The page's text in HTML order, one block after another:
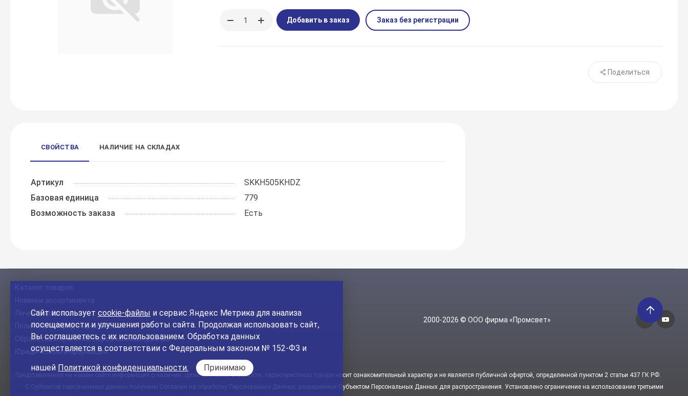
Добавить в заказ Заказ без регистрации
Поделиться
СВОЙСТВА НАЛИЧИЕ НА СКЛАДАХ
Артикул
SKKH505KHDZ
Базовая единица
779
Возможность заказа
Есть
Каталог товаров
Новинки ассортимента
Личный кабинет
Политика конфиденциальности
Обработка и хранение персональных данных
Юридическая информация
Контакты
На главный сайт
2000-2026 © ООО фирма «Промсвет»
Представленная на нашем сайте информация о наличии, сроке поставки, стоимости, характеристиках товара носит ознакомительный характер и не является публичной офертой, определенной пунктом 2 статьи 437 ГК РФ.
С Субъектов персональных данных получены Согласия на обработку Персональных Данных, разрешенных Субъектом Персональных Данных для распространения. Установлено ограничение на использование третьими
Сайт использует cookie-файлы и сервис Яндекс Метрика для анализа
посещаемости и улучшения работы сайта. Продолжая использовать сайт,
Вы соглашаетесь с их использованием. Обработка данных
осуществляется в соответствии с Федеральным законом № 152-ФЗ и
нашей Политикой конфиденциальности. Принимаю